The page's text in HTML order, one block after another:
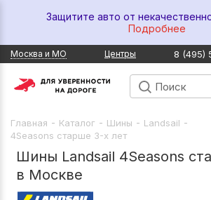
Защитите авто от
Подробнее
Москва и МО Центры 8 (495)
Главная - Каталог - Шины - Landsail -
4Seasons старше 3-х лет
Шины Landsail 4Seasons
в Москве